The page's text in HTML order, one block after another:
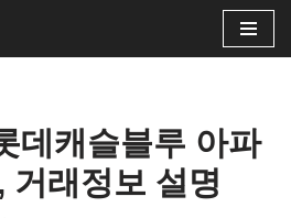
데캐슬블루 아파
거래정보 설명